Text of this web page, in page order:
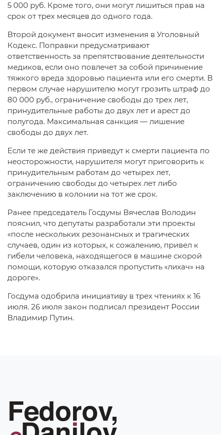
5 000 руб. Кроме того, они могут лишиться прав на
срок от трех месяцев до одного года.
Второй документ вносит изменения в Уголовный
Кодекс. Поправки предусматривают
ответственность за препятствование деятельности
медиков, если оно повлечет за собой причинение
тяжкого вреда здоровью пациента или его смерти. В
первом случае нарушителю могут грозить штраф до
80 000 руб., ограничение свободы до трех лет,
принудительные работы до двух лет и арест до
полугода. Максимальная санкция — лишение
свободы до двух лет.
Если те же действия приведут к смерти пациента по
неосторожности, нарушителя могут приговорить к
принудительным работам до четырех лет,
ограничению свободы до четырех лет либо
заключению в колонии на тот же срок.
Ранее председатель Госдумы Вячеслав Володин
пояснил, что депутаты разработали эти проекты
«после нескольких резонансных и трагических
случаев, один из которых, к сожалению, привел к
гибели человека, находящегося в машине скорой
помощи, которую отказался пропустить «лихач» на
дороге».
Госдума одобрила инициативу в трех чтениях к 16
июля. 26 июля закон подписал президент России
Владимир Путин.